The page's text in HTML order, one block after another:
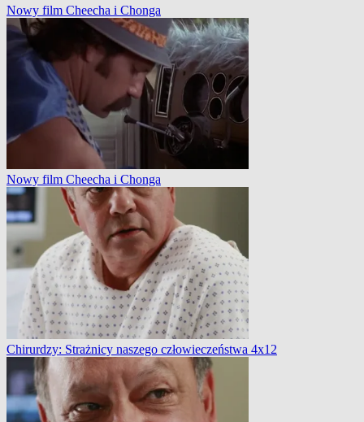
Nowy film Cheecha i Chonga
Nowy film Cheecha i Chonga
Chirurdzy: Strażnicy naszego człowieczeństwa 4x12